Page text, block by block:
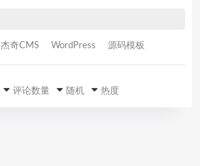
杰奇CMS WordPress 源码模板
评论数量 随机 热度